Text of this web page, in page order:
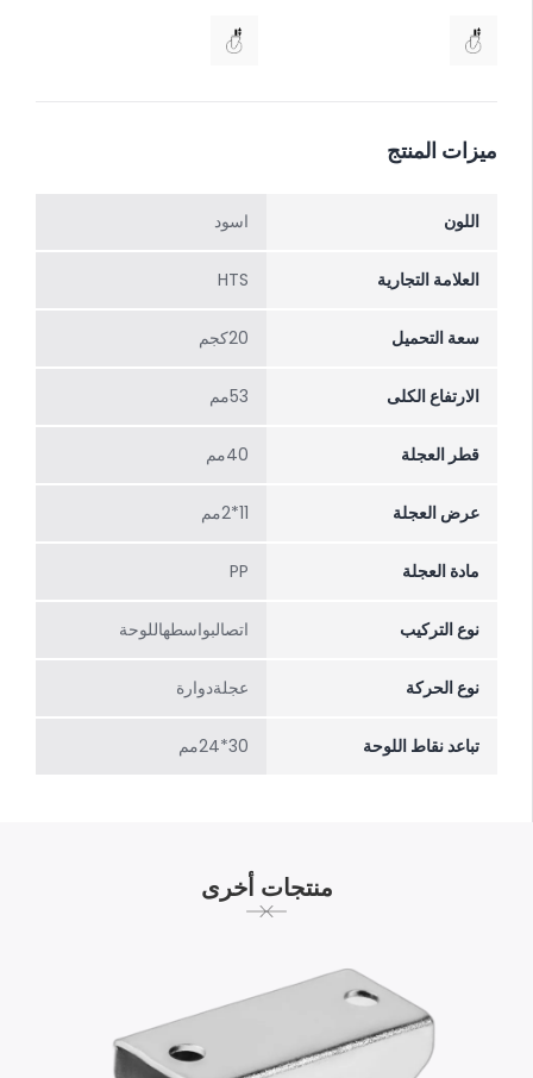
ميزات المنتج
اللون اسود
العلامة التجارية HTS
سعة التحميل 20كجم
الارتفاع الکلی 53مم
قطر العجلة 40مم
عرض العجلة 11*2مم
مادة العجلة PP
نوع التركيب اتصالبواسطهاللوحة
نوع الحركة عجلةدوارة
تباعد نقاط اللوحة 30*24مم
منتجات أخرى